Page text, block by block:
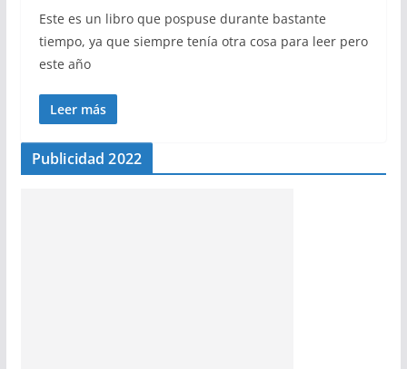
Este es un libro que pospuse durante bastante
tiempo, ya que siempre tenía otra cosa para leer pero
este año
Leer más
Publicidad 2022